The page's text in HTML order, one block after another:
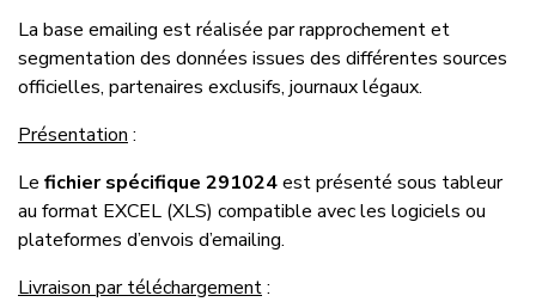
La base emailing est réalisée par rapprochement et
segmentation des données issues des différentes sources
officielles, partenaires exclusifs, journaux légaux.
Présentation :
Le fichier spécifique 291024est présenté sous tableur
au format EXCEL (XLS) compatible avec les logiciels ou
plateformes d’envois d’emailing.
Livraison par téléchargement: